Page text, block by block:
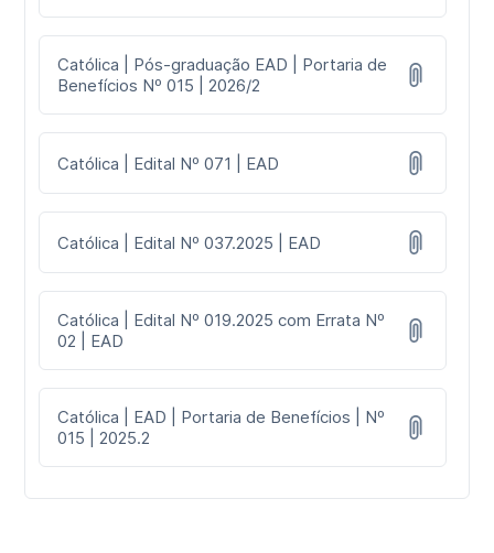
Católica | Pós-graduação EAD | Portaria de
Benefícios Nº 015 | 2026/2
Católica | Edital Nº 071 | EAD
Católica | Edital Nº 037.2025 | EAD
Católica | Edital Nº 019.2025 com Errata Nº
02 | EAD
Católica | EAD | Portaria de Benefícios | Nº
015 | 2025.2